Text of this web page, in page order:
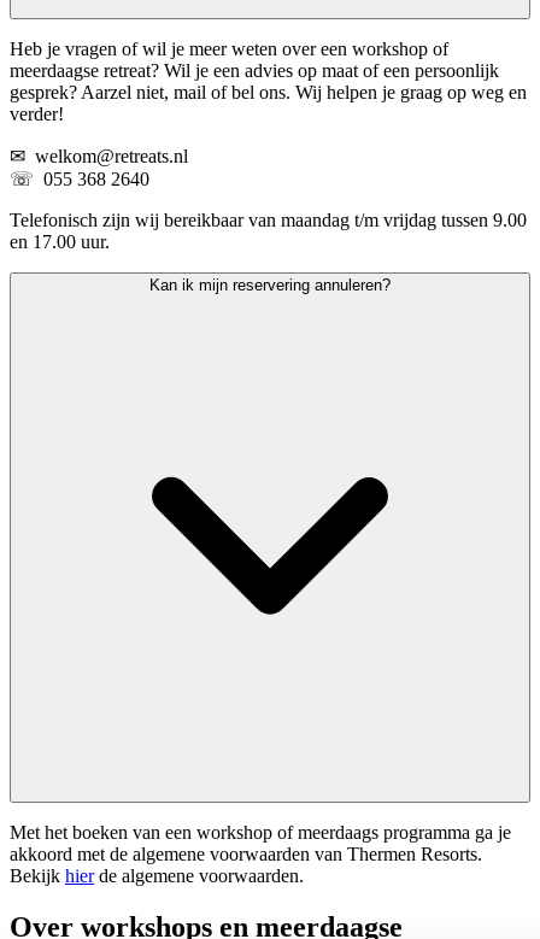
Heb je vragen of wil je meer weten over een workshop of
meerdaagse retreat? Wil je een advies op maat of een persoonlijk
gesprek? Aarzel niet, mail of bel ons. Wij helpen je graag op weg en
verder!
✉︎ welkom@retreats.nl
☏ 055 368 2640
Telefonisch zijn wij bereikbaar van maandag t/m vrijdag tussen 9.00
en 17.00 uur.
Kan ik mijn reservering annuleren?
Met het boeken van een workshop of meerdaags programma ga je
akkoord met de algemene voorwaarden van Thermen Resorts.
Bekijk hierde algemene voorwaarden.
Over workshops en meerdaagse